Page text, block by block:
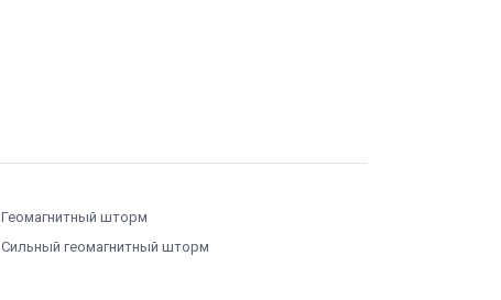
Геомагнитный шторм
Сильный геомагнитный шторм